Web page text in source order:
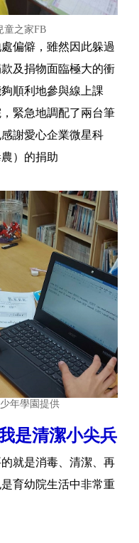
童之家FB
偏僻，雖然因此躲過
及捐物面臨極大的衝
順利地參與線上課
緊急地調配了兩台筆
謝愛心企業微星科
）的捐助
年學園提供
是清潔小尖兵
就是消毒、清潔、再
育幼院生活中非常重